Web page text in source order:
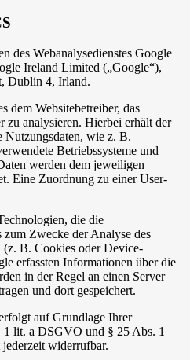
des Webanalysedienstes Google
Ireland Limited („Google“),
Dublin 4, Irland.
dem Websitebetreiber, das
zu analysieren. Hierbei erhält der
Nutzungsdaten, wie z. B.
Betriebssysteme und
werden dem jeweiligen
Eine Zuordnung zu einer User-
die die
zum Zwecke der Analyse des
(z. B. Cookies oder Device-
erfassten Informationen über die
in der Regel an einen Server
und dort gespeichert.
auf Grundlage Ihrer
lit. a DSGVO und § 25 Abs. 1
widerrufbar.